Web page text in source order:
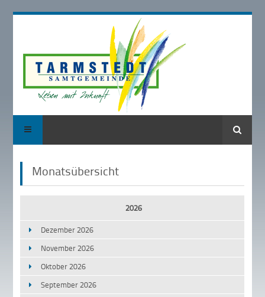
Suche
Monatsübersicht
2026
Dezember 2026
November 2026
Oktober 2026
September 2026